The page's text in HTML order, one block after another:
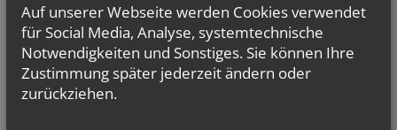
und habe hier viele Freunde gefunden.
Freude macht mir das gemeinsame Vorbereiten und
Musizieren in der "Messe für Jung und Alt".
Meine langjährige Erfahrung bei der Gestaltung vom
Kinderwortgottesdienst "KIKI"
möchte ich gerne an junge Eltern weitergeben.
Auf unserer Webseite werden Cookies verwendet
für Social Media, Analyse, systemtechnische
Notwendigkeiten und Sonstiges. Sie können Ihre
Zustimmung später jederzeit ändern oder
zurückziehen.